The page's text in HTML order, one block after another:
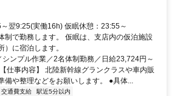
翌9:25(実働16h) 仮眠休憩：23:55～
制で勤務します。 仮眠は、支店内の仮泊施設
）に宿泊します。
ンプル作業／2名体制勤務／日給23,724円～
仕事内容】 北陸新幹線グランクラスや車内販
備や整理などをお願いします。 ●具体...
交通費支給 駅近5分以内